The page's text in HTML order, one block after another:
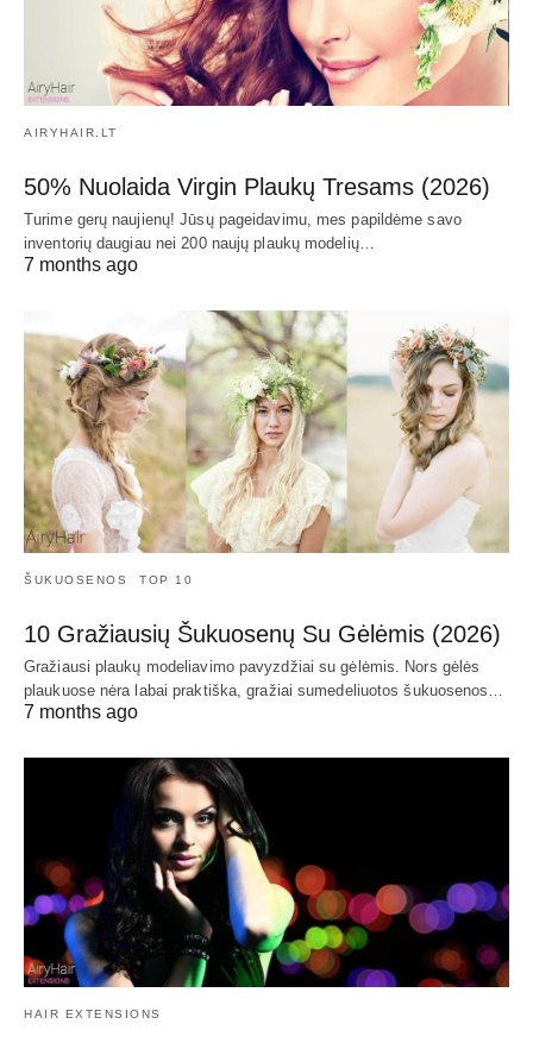
AIRYHAIR.LT
50% Nuolaida Virgin Plaukų Tresams (2026)
Turime gerų naujienų! Jūsų pageidavimu, mes papildėme savo
inventorių daugiau nei 200 naujų plaukų modelių…
7 months ago
ŠUKUOSENOS TOP 10
10 Gražiausių Šukuosenų Su Gėlėmis (2026)
Gražiausi plaukų modeliavimo pavyzdžiai su gėlėmis. Nors gėlės
plaukuose nėra labai praktiška, gražiai sumedeliuotos šukuosenos…
7 months ago
HAIR EXTENSIONS